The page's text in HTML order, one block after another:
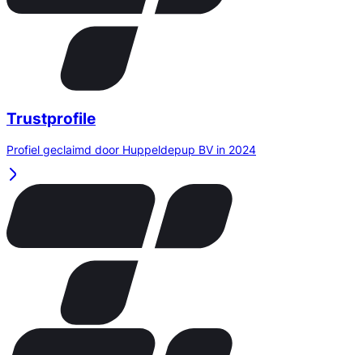
Trustprofile
Profiel geclaimd door Huppeldepup BV in 2024